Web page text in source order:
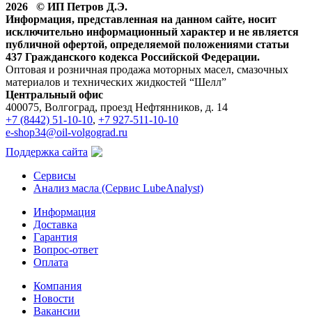
2026 © ИП Петров Д.Э.
Информация, представленная на данном сайте, носит
исключительно информационный характер и не является
публичной офертой, определяемой положениями статьи
437 Гражданского кодекса Российской Федерации.
Оптовая и розничная продажа моторных масел, смазочных
материалов и технических жидкостей “Шелл”
Центральный офис
400075, Волгоград, проезд Нефтянников, д. 14
+7 (8442) 51-10-10, +7 927-511-10-10
e-shop34@oil-volgograd.ru
Поддержка сайта
Сервисы
Анализ масла (Сервис LubeAnalyst)
Информация
Доставка
Гарантия
Вопрос-ответ
Оплата
Компания
Новости
Вакансии